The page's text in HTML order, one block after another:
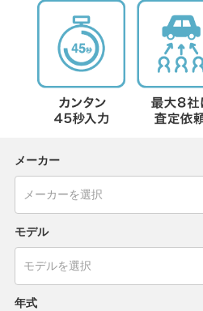
メーカー
モデル
年式